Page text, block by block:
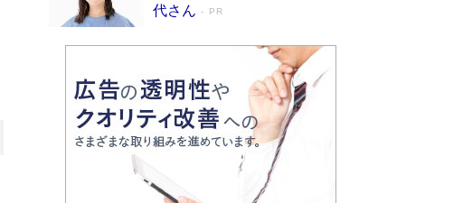
代さん
PR